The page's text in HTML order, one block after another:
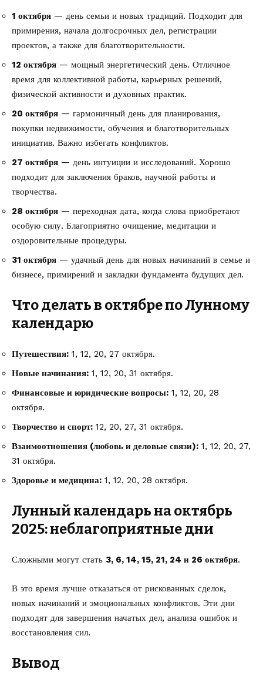
1 октября — день семьи и новых традиций. Подходит для
примирения, начала долгосрочных дел, регистрации
проектов, а также для благотворительности.
12 октября — мощный энергетический день. Отличное
время для коллективной работы, карьерных решений,
физической активности и духовных практик.
20 октября — гармоничный день для планирования,
покупки недвижимости, обучения и благотворительных
инициатив. Важно избегать конфликтов.
27 октября — день интуиции и исследований. Хорошо
подходит для заключения браков, научной работы и
творчества.
28 октября — переходная дата, когда слова приобретают
особую силу. Благоприятно очищение, медитации и
оздоровительные процедуры.
31 октября — удачный день для новых начинаний в семье и
бизнесе, примирений и закладки фундамента будущих дел.
Что делать в октябре по Лунному
календарю
Путешествия: 1, 12, 20, 27 октября.
Новые начинания: 1, 12, 20, 31 октября.
Финансовые и юридические вопросы: 1, 12, 20, 28
октября.
Творчество и спорт: 12, 20, 27, 31 октября.
Взаимоотношения (любовь и деловые связи): 1, 12, 20, 27,
31 октября.
Здоровье и медицина: 1, 12, 20, 28 октября.
Лунный календарь на октябрь
2025: неблагоприятные дни
Сложными могут стать 3, 6, 14, 15, 21, 24 и 26 октября.
В это время лучше отказаться от рискованных сделок,
новых начинаний и эмоциональных конфликтов. Эти дни
подходят для завершения начатых дел, анализа ошибок и
восстановления сил.
Вывод